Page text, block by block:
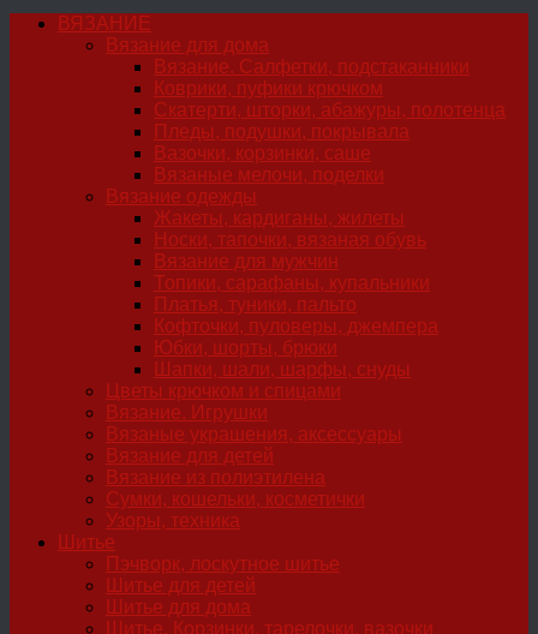
ВЯЗАНИЕ
Вязание для дома
Вязание. Салфетки, подстаканники
Коврики, пуфики крючком
Скатерти, шторки, абажуры, полотенца
Пледы, подушки, покрывала
Вазочки, корзинки, саше
Вязаные мелочи, поделки
Вязание одежды
Жакеты, кардиганы, жилеты
Носки, тапочки, вязаная обувь
Вязание для мужчин
Топики, сарафаны, купальники
Платья, туники, пальто
Кофточки, пуловеры, джемпера
Юбки, шорты, брюки
Шапки, шали, шарфы, снуды
Цветы крючком и спицами
Вязание. Игрушки
Вязаные украшения, аксессуары
Вязание для детей
Вязание из полиэтилена
Сумки, кошельки, косметички
Узоры, техника
Шитье
Пэчворк, лоскутное шитье
Шитье для детей
Шитье для дома
Шитье. Корзинки, тарелочки, вазочки